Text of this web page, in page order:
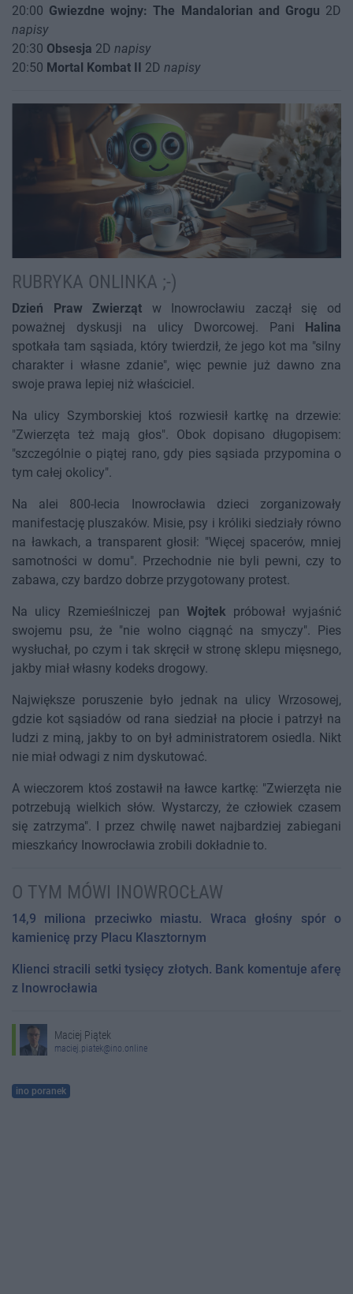
20:00 Gwiezdne wojny: The Mandalorian and Grogu 2D
napisy
20:30 Obsesja 2D napisy
20:50 Mortal Kombat II 2D napisy
RUBRYKA ONLINKA ;-)
Dzień Praw Zwierząt w Inowrocławiu zaczął się od
poważnej dyskusji na ulicy Dworcowej. Pani Halina
spotkała tam sąsiada, który twierdził, że jego kot ma "silny
charakter i własne zdanie", więc pewnie już dawno zna
swoje prawa lepiej niż właściciel.
Na ulicy Szymborskiej ktoś rozwiesił kartkę na drzewie:
"Zwierzęta też mają głos". Obok dopisano długopisem:
"szczególnie o piątej rano, gdy pies sąsiada przypomina o
tym całej okolicy".
Na alei 800-lecia Inowrocławia dzieci zorganizowały
manifestację pluszaków. Misie, psy i króliki siedziały równo
na ławkach, a transparent głosił: "Więcej spacerów, mniej
samotności w domu". Przechodnie nie byli pewni, czy to
zabawa, czy bardzo dobrze przygotowany protest.
Na ulicy Rzemieślniczej pan Wojtek próbował wyjaśnić
swojemu psu, że "nie wolno ciągnąć na smyczy". Pies
wysłuchał, po czym i tak skręcił w stronę sklepu mięsnego,
jakby miał własny kodeks drogowy.
Największe poruszenie było jednak na ulicy Wrzosowej,
gdzie kot sąsiadów od rana siedział na płocie i patrzył na
ludzi z miną, jakby to on był administratorem osiedla. Nikt
nie miał odwagi z nim dyskutować.
A wieczorem ktoś zostawił na ławce kartkę: "Zwierzęta nie
potrzebują wielkich słów. Wystarczy, że człowiek czasem
się zatrzyma". I przez chwilę nawet najbardziej zabiegani
mieszkańcy Inowrocławia zrobili dokładnie to.
O TYM MÓWI INOWROCŁAW
14,9 miliona przeciwko miastu. Wraca głośny spór o
kamienicę przy Placu Klasztornym
Klienci stracili setki tysięcy złotych. Bank komentuje aferę
z Inowrocławia
Maciej Piątek
maciej.piatek@ino.online
ino poranek